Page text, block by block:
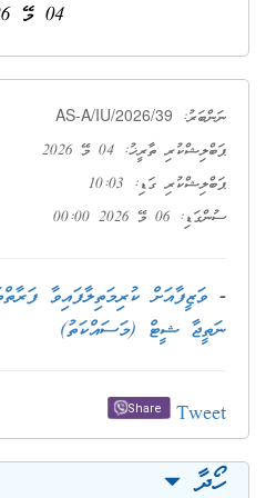
04 މޭ 2026
ނަންބަރު: AS-A/IU/2026/39
ޕަބްލިޝްކުރި ތާރީޚު: 04 މޭ 2026
ޕަބްލިޝްކުރި ގަޑި: 10:03
ސުންގަޑި: 06 މޭ 2026 00:00
- ވަޒީފާއަށް ކުރިމަތިލާފައިވާ
ނަތީޖާ ޝީޓް (މަސައްކަތު)
Tweet
Share
ހޯދާ